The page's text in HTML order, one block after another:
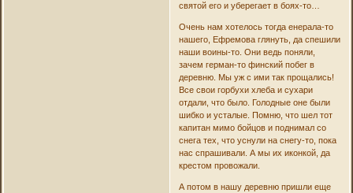
святой его и уберегает в боях-то…
Очень нам хотелось тогда енерала-то
нашего, Ефремова глянуть, да спешили
наши воины-то. Они ведь поняли,
зачем герман-то финский побег в
деревню. Мы уж с ими так прощались!
Все свои горбухи хлеба и сухари
отдали, что было. Голодные оне были
шибко и усталые. Помню, что шел тот
капитан мимо бойцов и поднимал со
снега тех, что уснули на снегу-то, пока
нас спрашивали. А мы их иконкой, да
крестом провожали.
А потом в нашу деревню пришли еще